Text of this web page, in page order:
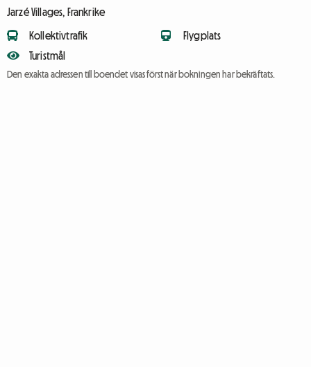
Jarzé Villages, Frankrike
Kollektivtrafik
Turistmål
Flygplats
Den exakta adressen till boendet visas först när bokningen har bekräftats.